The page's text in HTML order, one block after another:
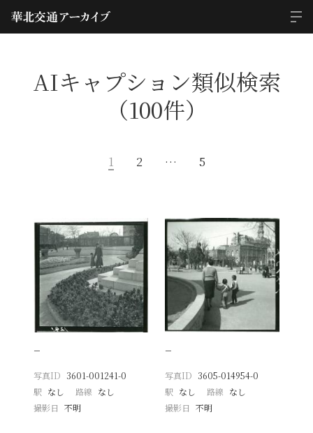
AIキャプション類似検索
（100件）
1 2 … 5
−
写真ID 3601-001241-0
駅 なし 路線 なし
撮影日
不明
−
写真ID 3605-014954-0
駅 なし 路線 なし
撮影日 不明